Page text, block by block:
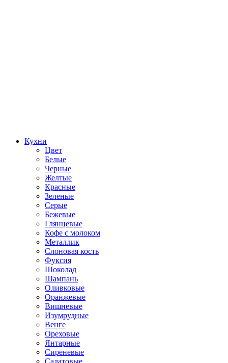
Кухни
Цвет
Белые
Черные
Желтые
Красные
Зеленые
Серые
Бежевые
Глянцевые
Кофе с молоком
Металлик
Слоновая кость
Фуксия
Шоколад
Шампань
Оливковые
Оранжевые
Вишневые
Изумрудные
Венге
Ореховые
Янтарные
Сиреневые
Салатовые